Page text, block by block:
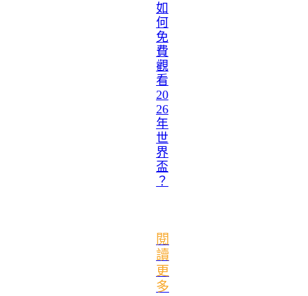
如
何
免
費
觀
看
20
26
年
世
界
盃
？
閱
讀
更
多